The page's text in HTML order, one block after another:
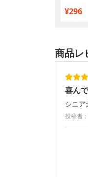
¥296
商品レ
喜ん
シニア
投稿者